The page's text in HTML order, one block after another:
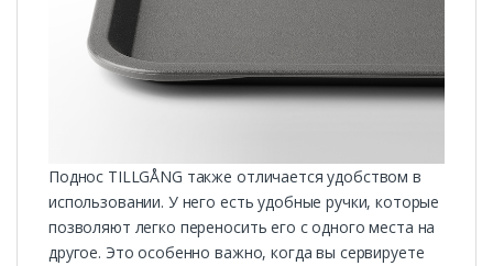
Поднос TILLGÅNG также отличается удобством в
использовании. У него есть удобные ручки, которые
позволяют легко переносить его с одного места на
другое. Это особенно важно, когда вы сервируете